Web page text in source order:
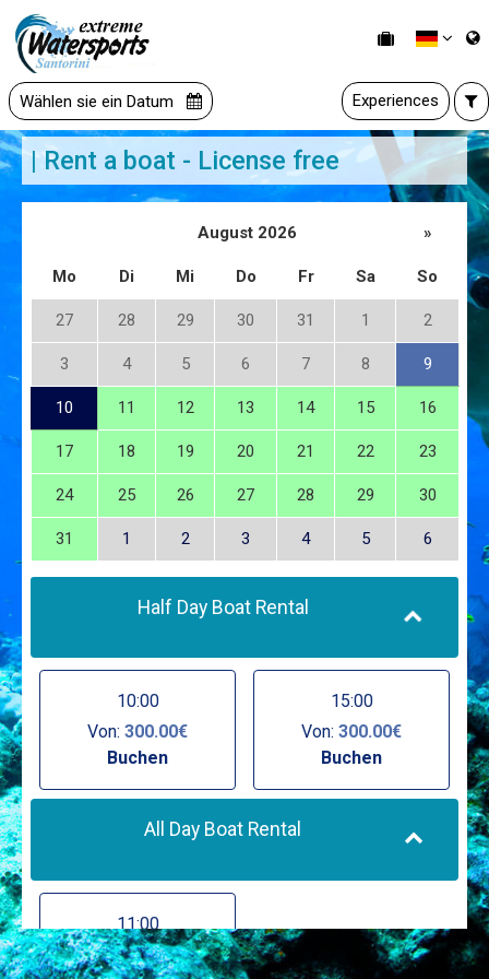
Wählen sie ein Datum Experiences
| Rent a boat - License free
August 2026 »
Mo Di Mi Do Fr Sa So
27 28 29 30 31 1 2
3 4 5 6 7 8 9
10 11 12 13 14 15 16
17 18 19 20 21 22 23
24 25 26 27 28 29 30
31 1 2 3 4 5 6
Half Day Boat Rental
10:00
Von: 300.00€
Buchen
15:00
Von: 300.00€
Buchen
All Day Boat Rental
11:00
Von:500.00€